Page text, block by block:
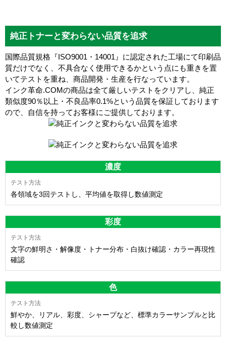
純正トナーと変わらない品質を追求
国際品質規格『ISO9001・14001』に認定された工場にて印刷品
質だけでなく、不具合なく使用できるかという点にも重きを置
いてテストを重ね、商品開発・生産を行なっています。
インク革命.COMの商品は全て厳しいテストをクリアし、 純正
類似度90％以上・不良品率0.1%という品質を保証しております
ので、自信を持ってお客様にご提供しております。
濃度
各領域を3回テストし、平均値を取得し数値測定
彩度
文字の鮮明さ・解像度・トナー分布・白抜け確認・カラー再現性
確認
色
鮮やか、リアル、彩度、シャープなど、標準カラーサンプルと比
較し数値測定